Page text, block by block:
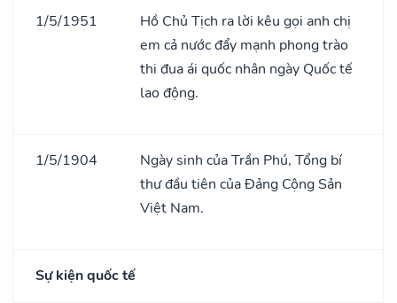
1/5/1951
Hồ Chủ Tịch ra lời kêu gọi anh chị
em cả nước đẩy mạnh phong trào
thi đua ái quốc nhân ngày Quốc tế
lao động.
1/5/1904
Ngày sinh của Trần Phú, Tổng bí
thư đầu tiên của Đảng Cộng Sản
Việt Nam.
Sự kiện quốc tế